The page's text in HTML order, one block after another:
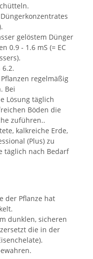
gelöstem Dünger
0.9 - 1.6 mS (= EC
regelmäßig
Bei
Lösung täglich
Böden die
zuführen..
kalkreiche Erde,
(Plus) zu
täglich nach Bedarf
der Pflanze hat
dunklen, sicheren
die in der